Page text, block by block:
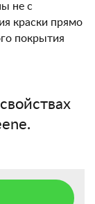
не с
краски прямо
покрытия